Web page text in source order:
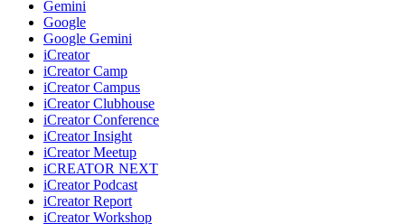
Gemini
Google
Google Gemini
iCreator
iCreator Camp
iCreator Campus
iCreator Clubhouse
iCreator Conference
iCreator Insight
iCreator Meetup
iCREATOR NEXT
iCreator Podcast
iCreator Report
iCreator Workshop